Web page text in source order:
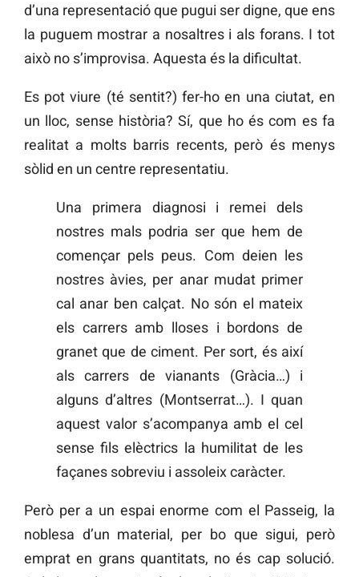
d’una representació que pugui ser digne, que ens
la puguem mostrar a nosaltres i als forans. I tot
això no s’improvisa. Aquesta és la dificultat.
Es pot viure (té sentit?) fer-ho en una ciutat, en
un lloc, sense història? Sí, que ho és com es fa
realitat a molts barris recents, però és menys
sòlid en un centre representatiu.
Una primera diagnosi i remei dels
nostres mals podria ser que hem de
començar pels peus. Com deien les
nostres àvies, per anar mudat primer
cal anar ben calçat. No són el mateix
els carrers amb lloses i bordons de
granet que de ciment. Per sort, és així
als carrers de vianants (Gràcia…) i
alguns d’altres (Montserrat…). I quan
aquest valor s’acompanya amb el cel
sense fils elèctrics la humilitat de les
façanes sobreviu i assoleix caràcter.
Però per a un espai enorme com el Passeig, la
noblesa d’un material, per bo que sigui, però
emprat en grans quantitats, no és cap solució.